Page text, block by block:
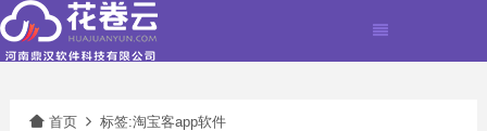
首页 标签:淘宝客app软件